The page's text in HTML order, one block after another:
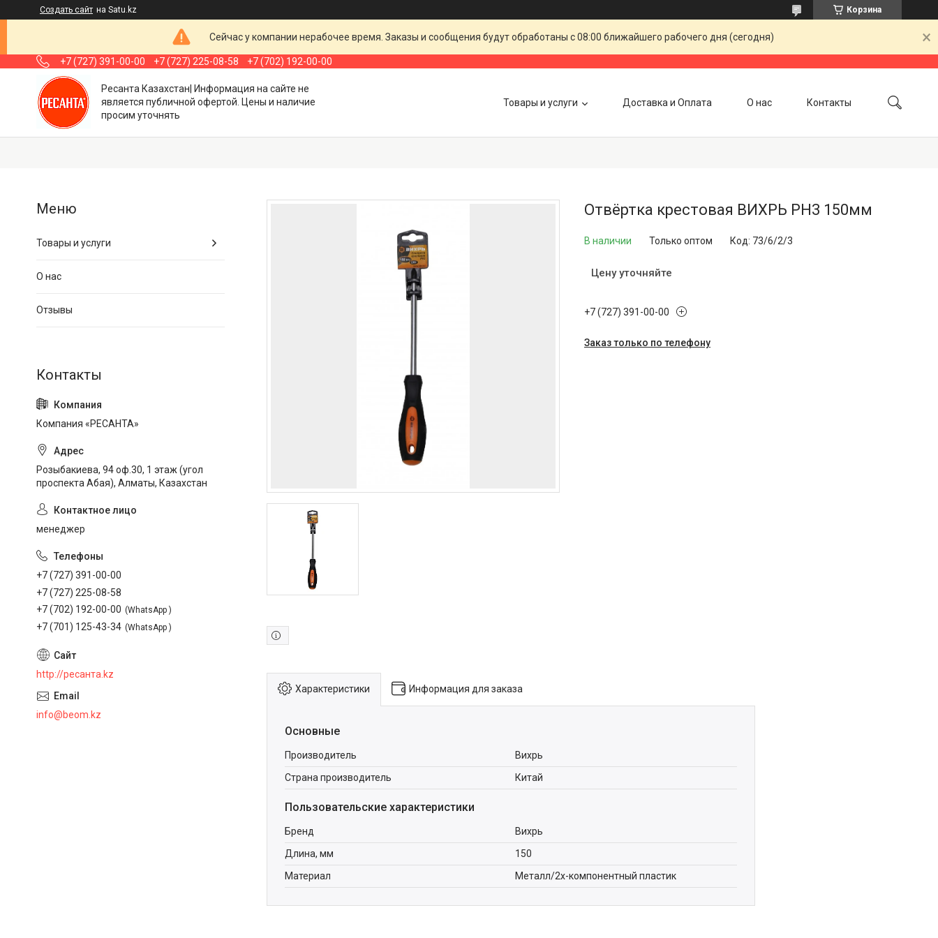
Создать сайт на Satu.kz Корзина
Сейчас у компании нерабочее время. Заказы и сообщения будут обработаны с 08:00 ближайшего рабочего дня (сегодня)
+7 (727) 391-00-00 +7 (727) 225-08-58 +7 (702) 192-00-00
Ресанта Казахстан| Информация на сайте не
является публичной офертой. Цены и наличие
просим уточнять
Товары и услуги Доставка и Оплата О нас Контакты
Отвёртка крестовая ВИХРЬ PH3 150мм
В наличии Только оптом Код: 73/6/2/3
Цену уточняйте
+7 (727) 391-00-00
Заказ только по телефону
Характеристики Информация для заказа
Основные
Производитель
Вихрь
Страна производитель
Китай
Пользовательские характеристики
Бренд
Вихрь
Длина, мм
150
Материал
Металл/2х-компонентный пластик
Товары и услуги
О нас
Отзывы
Компания «РЕСАНТА»
Розыбакиева, 94 оф.30, 1 этаж (угол
проспекта Абая), Алматы, Казахстан
менеджер
+7 (727) 391-00-00
+7 (727) 225-08-58
+7 (702) 192-00-00
WhatsApp
+7 (701) 125-43-34 WhatsApp
http://ресанта.kz
info@beom.kz